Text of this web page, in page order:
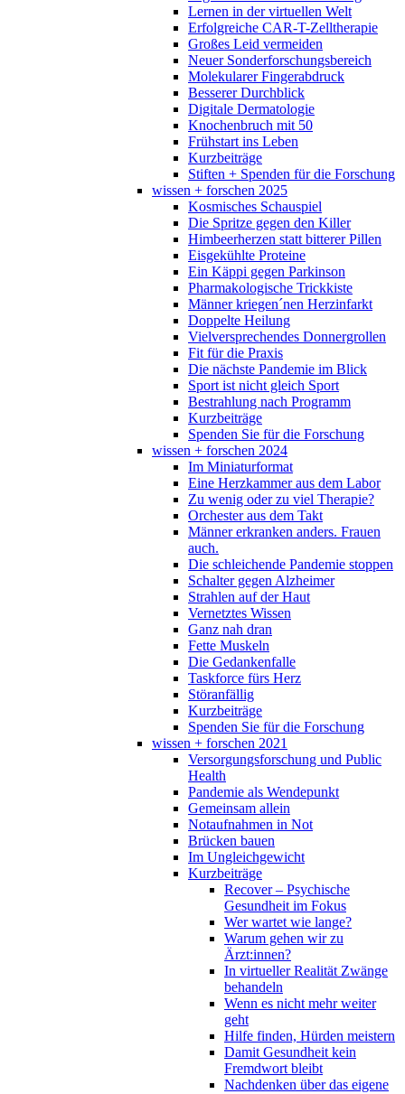
Lernen in der virtuellen Welt
Erfolgreiche CAR-T-Zelltherapie
Großes Leid vermeiden
Neuer Sonderforschungsbereich
Molekularer Fingerabdruck
Besserer Durchblick
Digitale Dermatologie
Knochenbruch mit 50
Frühstart ins Leben
Kurzbeiträge
Stiften + Spenden für die Forschung
wissen + forschen 2025
Kosmisches Schauspiel
Die Spritze gegen den Killer
Himbeerherzen statt bitterer Pillen
Eisgekühlte Proteine
Ein Käppi gegen Parkinson
Pharmakologische Trickkiste
Männer kriegen´nen Herzinfarkt
Doppelte Heilung
Vielversprechendes Donnergrollen
Fit für die Praxis
Die nächste Pandemie im Blick
Sport ist nicht gleich Sport
Bestrahlung nach Programm
Kurzbeiträge
Spenden Sie für die Forschung
wissen + forschen 2024
Im Miniaturformat
Eine Herzkammer aus dem Labor
Zu wenig oder zu viel Therapie?
Orchester aus dem Takt
Männer erkranken anders. Frauen
auch.
Die schleichende Pandemie stoppen
Schalter gegen Alzheimer
Strahlen auf der Haut
Vernetztes Wissen
Ganz nah dran
Fette Muskeln
Die Gedankenfalle
Taskforce fürs Herz
Störanfällig
Kurzbeiträge
Spenden Sie für die Forschung
wissen + forschen 2021
Versorgungsforschung und Public
Health
Pandemie als Wendepunkt
Gemeinsam allein
Notaufnahmen in Not
Brücken bauen
Im Ungleichgewicht
Kurzbeiträge
Recover – Psychische
Gesundheit im Fokus
Wer wartet wie lange?
Warum gehen wir zu
Ärzt:innen?
In virtueller Realität Zwänge
behandeln
Wenn es nicht mehr weiter
geht
Hilfe finden, Hürden meistern
Damit Gesundheit kein
Fremdwort bleibt
Nachdenken über das eigene